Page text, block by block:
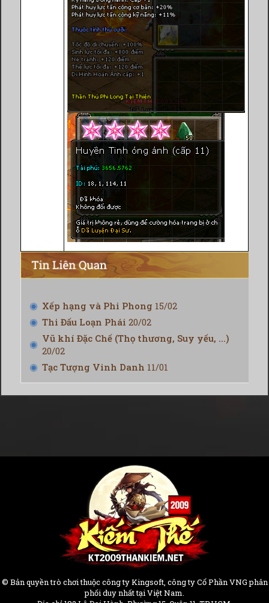
Xếp hạng và Phi Phong 15/02
Thi Đấu Loạn Phái 20/02
Vũ khí Đặc Chế (Thọ thương, Suy yếu, ...)
20/02
Tạc Tượng Vinh Danh 11/01
© Bản quyền trò chơi thuộc công ty Kingsoft, công ty Cổ Phần VNG phân
phối duy nhất tại Việt Nam.